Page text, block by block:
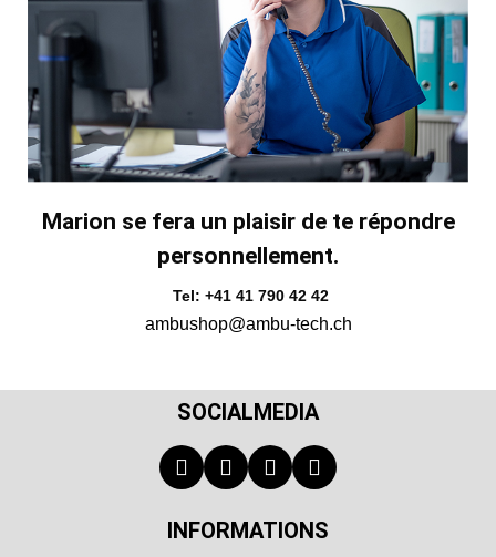
Marion se fera un plaisir de te répondre
personnellement.
Tel: +41 41 790 42 42
ambushop@ambu-tech.ch
SOCIALMEDIA
INFORMATIONS